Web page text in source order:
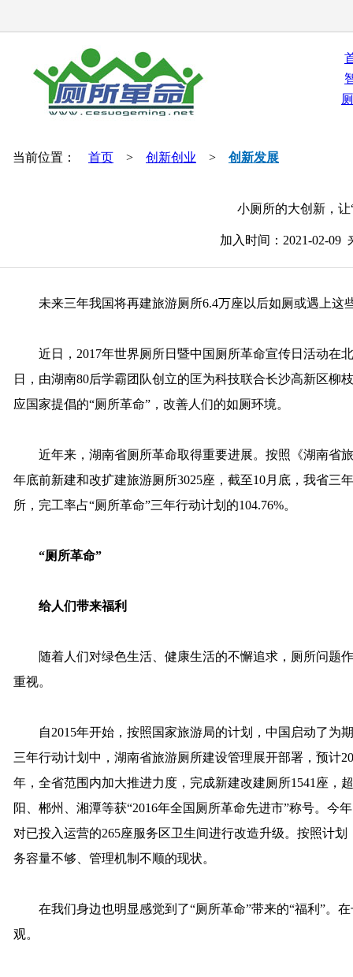
当前位置： 首页 > 创新创业 > 创新发展
小厕所的大创新，让
加入时间：2021-02-
未来三年我国将再建旅游厕所6.4万座以后如厕或遇上这
近日，2017年世界厕所日暨中国厕所革命宣传日活动在
日，由湖南80后学霸团队创立的匡为科技联合长沙高新区柳
应国家提倡的“厕所革命”，改善人们的如厕环境。
近年来，湖南省厕所革命取得重要进展。按照《湖南省
年底前新建和改扩建旅游厕所3025座，截至10月底，我省三
所，完工率占“厕所革命”三年行动计划的104.76%。
“厕所革命”
给人们带来福利
随着人们对绿色生活、健康生活的不懈追求，厕所问题
重视。
自2015年开始，按照国家旅游局的计划，中国启动了为
三年行动计划中，湖南省旅游厕所建设管理展开部署，预计
年，全省范围内加大推进力度，完成新建改建厕所1541座，
阳、郴州、湘潭等获“2016年全国厕所革命先进市”称号。今
对已投入运营的265座服务区卫生间进行改造升级。按照计
务容量不够、管理机制不顺的现状。
在我们身边也明显感觉到了“厕所革命”带来的“福利”。
观。